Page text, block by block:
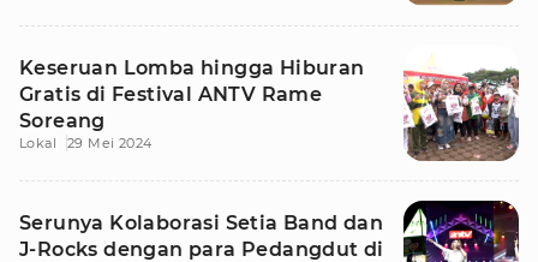
Keseruan Lomba hingga Hiburan
Gratis di Festival ANTV Rame
Soreang
Lokal 29 Mei 2024
Serunya Kolaborasi Setia Band dan
J-Rocks dengan para Pedangdut di